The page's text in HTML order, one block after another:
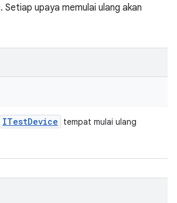
Setiap upaya memulai ulang akan
ITestDevice
tempat mulai ulang